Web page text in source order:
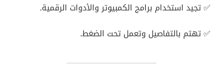
✅ تجيد استخدام برامج الكمبيوتر والأدوات الرقمية.
✅ تهتم بالتفاصيل وتعمل تحت الضغط.